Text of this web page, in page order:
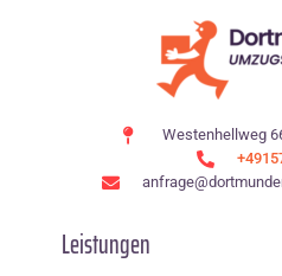
Westenhellweg
Leistungen